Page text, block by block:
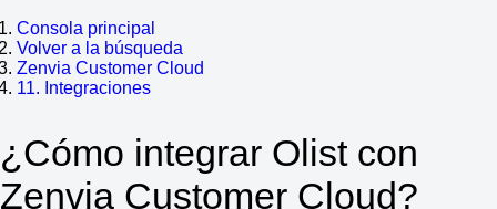
Consola principal
Volver a la búsqueda
Zenvia Customer Cloud
11. Integraciones
¿Cómo integrar Olist con
Zenvia Customer Cloud?